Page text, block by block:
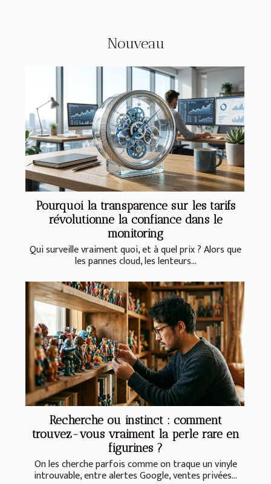
Nouveau
Pourquoi la transparence sur les tarifs
révolutionne la confiance dans le
monitoring
Qui surveille vraiment quoi, et à quel prix ? Alors que
les pannes cloud, les lenteurs...
Recherche ou instinct : comment
trouvez-vous vraiment la perle rare en
figurines ?
On les cherche parfois comme on traque un vinyle
introuvable, entre alertes Google, ventes privées...